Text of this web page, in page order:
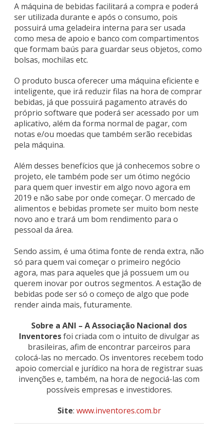
A máquina de bebidas facilitará a compra e poderá
ser utilizada durante e após o consumo, pois
possuirá uma geladeira interna para ser usada
como mesa de apoio e banco com compartimentos
que formam baús para guardar seus objetos, como
bolsas, mochilas etc.
O produto busca oferecer uma máquina eficiente e
inteligente, que irá reduzir filas na hora de comprar
bebidas, já que possuirá pagamento através do
próprio software que poderá ser acessado por um
aplicativo, além da forma normal de pagar, com
notas e/ou moedas que também serão recebidas
pela máquina.
Além desses benefícios que já conhecemos sobre o
projeto, ele também pode ser um ótimo negócio
para quem quer investir em algo novo agora em
2019 e não sabe por onde começar. O mercado de
alimentos e bebidas promete ser muito bom neste
novo ano e trará um bom rendimento para o
pessoal da área.
Sendo assim, é uma ótima fonte de renda extra, não
só para quem vai começar o primeiro negócio
agora, mas para aqueles que já possuem um ou
querem inovar por outros segmentos. A estação de
bebidas pode ser só o começo de algo que pode
render ainda mais, futuramente.
Sobre a ANI – A Associação Nacional dos
Inventoresfoi criada com o intuito de divulgar as
brasileiras, afim de encontrar parceiros para
colocá-las no mercado. Os inventores recebem todo
apoio comercial e jurídico na hora de registrar suas
invenções e, também, na hora de negociá-las com
possíveis empresas e investidores.
Site: www.inventores.com.br